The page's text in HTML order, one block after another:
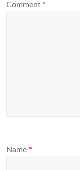
Comment *
Name *